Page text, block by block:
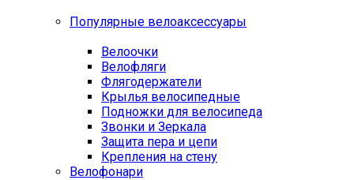
Популярные велоаксессуары
Велоочки
Велофляги
Флягодержатели
Крылья велосипедные
Подножки для велосипеда
Звонки и Зеркала
Защита пера и цепи
Крепления на стену
Велофонари